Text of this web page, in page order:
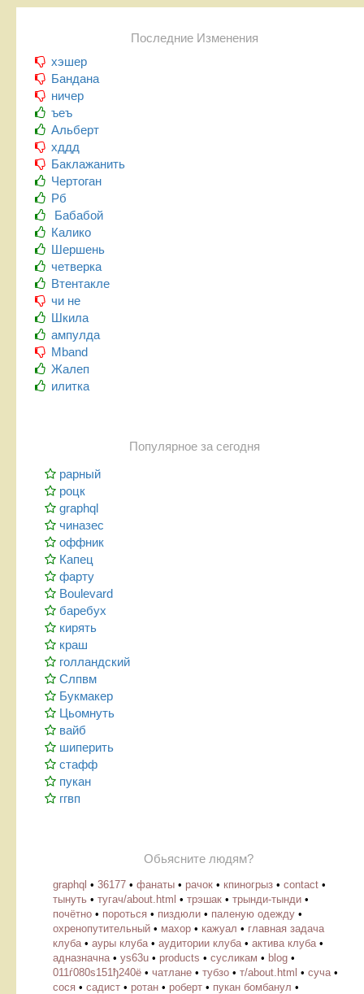
Последние Изменения
хэшер
Бандана
ничер
ъеъ
Альберт
хддд
Баклажанить
Чертоган
Рб
Бабабой
Калико
Шершень
четверка
Втентакле
чи не
Шкила
ампулда
Mband
Жалеп
илитка
Популярное за сегодня
рарный
роцк
graphql
чиназес
оффник
Капец
фарту
Boulevard
баребух
кирять
краш
голландский
Слпвм
Букмакер
Цьомнуть
вайб
шиперить
стафф
пукан
ггвп
Обьясните людям?
graphql • 36177 • фанаты • рачок • кпиногрыз • contact •
тынуть • тугач/about.html • трэшак • трынди-тынди •
почётно • пороться • пиздюли • паленую одежду •
охренопутительный • махор • кажуал • главная задача
клуба• ауры клуба• аудитории клуба• актива клуба•
адназначна• ys63u • products • cусликам • blog •
011ѓ080ѕ151ђ240ё • чатлане • тубзо • т/about.html • суча•
сося • садист • ротан • роберт • пукан бомбанул •